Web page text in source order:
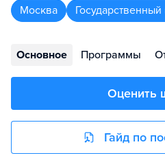
Москва Государственный
Основное Программы
Оценить
Гайд по